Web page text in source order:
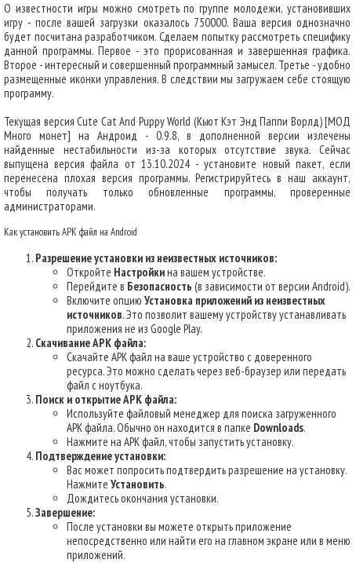
О известности игры можно смотреть по группе молодежи, установивших
игру - после вашей загрузки оказалось 750000. Ваша версия однозначно
будет посчитана разработчиком. Сделаем попытку рассмотреть специфику
данной программы. Первое - это прорисованная и завершенная графика.
Второе - интересный и совершенный программный замысел. Третье - удобно
размещенные иконки управления. В следствии мы загружаем себе стоящую
программу.
Текущая версия Cute Cat And Puppy World (Кьют Кэт Энд Паппи Ворлд) [МОД
Много монет] на Андроид - 0.9.8, в дополненной версии излечены
найденные нестабильности из-за которых отсутствие звука. Сейчас
выпущена версия файла от 13.10.2024 - установите новый пакет, если
перенесена плохая версия программы. Регистрируйтесь в наш аккаунт,
чтобы получать только обновленные программы, проверенные
администраторами.
Как установить APK файл на Android
Разрешение установки из неизвестных источников:
Откройте Настройкина вашем устройстве.
Перейдите в Безопасность (в зависимости от версии Android).
Включите опцию Установка приложений из неизвестных
источников. Это позволит вашему устройству устанавливать
приложения не из Google Play.
Скачивание APK файла:
Скачайте APK файл на ваше устройство с доверенного
ресурса. Это можно сделать через веб-браузер или передать
файл с ноутбука.
Поиск и открытие APK файла:
Используйте файловый менеджер для поиска загруженного
APK файла. Обычно он находится в папке Downloads.
Нажмите на APK файл, чтобы запустить установку.
Подтверждение установки:
Вас может попросить подтвердить разрешение на установку.
Нажмите Установить.
Дождитесь окончания установки.
Завершение:
После установки вы можете открыть приложение
непосредственно или найти его на главном экране или в меню
приложений.